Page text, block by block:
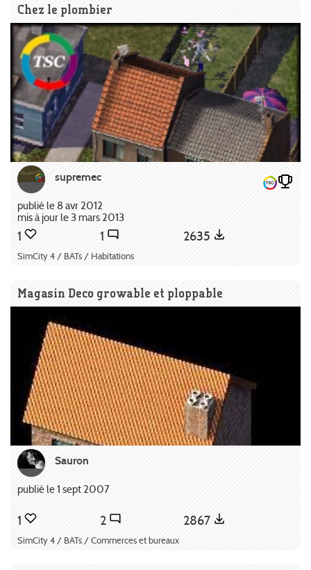
Chez le plombier
supremec
publié le 8 avr 2012
mis à jour le 3 mars 2013
1 1 2635
SimCity 4 / BATs / Habitations
Magasin Deco growable et ploppable
Sauron
publié le 1 sept 2007
1 2 2867
SimCity 4 / BATs / Commerces et bureaux